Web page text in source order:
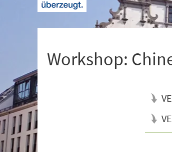
Workshop: